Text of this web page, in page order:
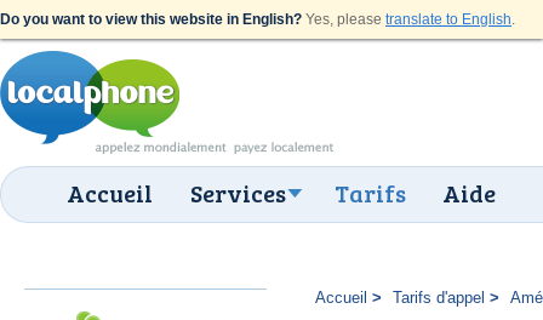
Do you want to view this website in English? Yes, please translate to English.
Accueil Services Tarifs Aide
Accueil Tarifs d'appel